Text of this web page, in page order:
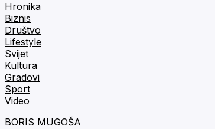
Hronika
Biznis
Društvo
Lifestyle
Svijet
Kultura
Gradovi
Sport
Video
BORIS MUGOŠA